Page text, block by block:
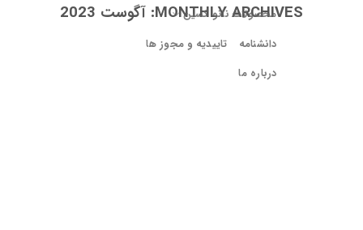
محصولات نانو کسین
دانشنامه
تاییدیه و مجوز ها
درباره ما
MONTHLY ARCHIVES: آگوست 2023